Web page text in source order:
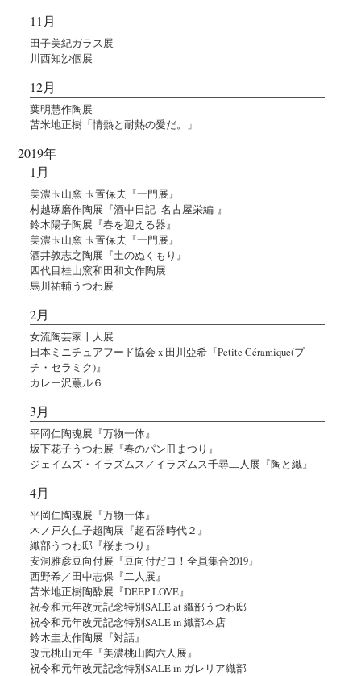
11月
田子美紀ガラス展
川西知沙個展
12月
葉明慧作陶展
苫米地正樹「情熱と耐熱の愛だ。」
2019年
1月
美濃玉山窯 玉置保夫『一門展』
村越琢磨作陶展『酒中日記 -名古屋栄編-』
鈴木陽子陶展『春を迎える器』
美濃玉山窯 玉置保夫『一門展』
酒井敦志之陶展『土のぬくもり』
四代目桂山窯和田和文作陶展
馬川祐輔うつわ展
2月
女流陶芸家十人展
日本ミニチュアフード協会 x 田川亞希『Petite Céramique(プ
チ・セラミク)』
カレー沢薫ル６
3月
平岡仁陶魂展『万物一体』
坂下花子うつわ展『春のパン皿まつり』
ジェイムズ・イラズムス／イラズムス千尋二人展『陶と織』
4月
平岡仁陶魂展『万物一体』
木ノ戸久仁子超陶展『超石器時代２』
織部うつわ邸『桜まつり』
安洞雅彦豆向付展『豆向付だヨ！全員集合2019』
西野希／田中志保『二人展』
苫米地正樹陶酔展『DEEP LOVE』
祝令和元年改元記念特別SALE at 織部うつわ邸
祝令和元年改元記念特別SALE in 織部本店
鈴木圭太作陶展『対話』
改元桃山元年『美濃桃山陶六人展』
祝令和元年改元記念特別SALE in ガレリア織部